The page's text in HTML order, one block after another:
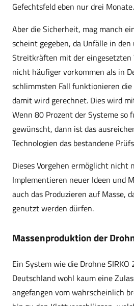
Gefechtsfeld eben nur drei Monate.
Aber die Sicherheit, mag manch
scheint gegeben, da Unfälle in
Streitkräften mit der eingesetzten
nicht häufiger vorkommen als in
schlimmsten Fall funktionieren
damit wird gerechnet. Dies wird
Wenn 80 Prozent der Systeme so
gewünscht, dann ist das
Technologien das bestandene
Dieses Vorgehen ermöglicht nicht
Implementieren neuer Ideen und
auch das Produzieren auf Masse,
genutzt werden dürfen.
Massenproduktion der
Ein System wie die Drohne
Deutschland wohl kaum eine
angefangen vom wahrscheinlich